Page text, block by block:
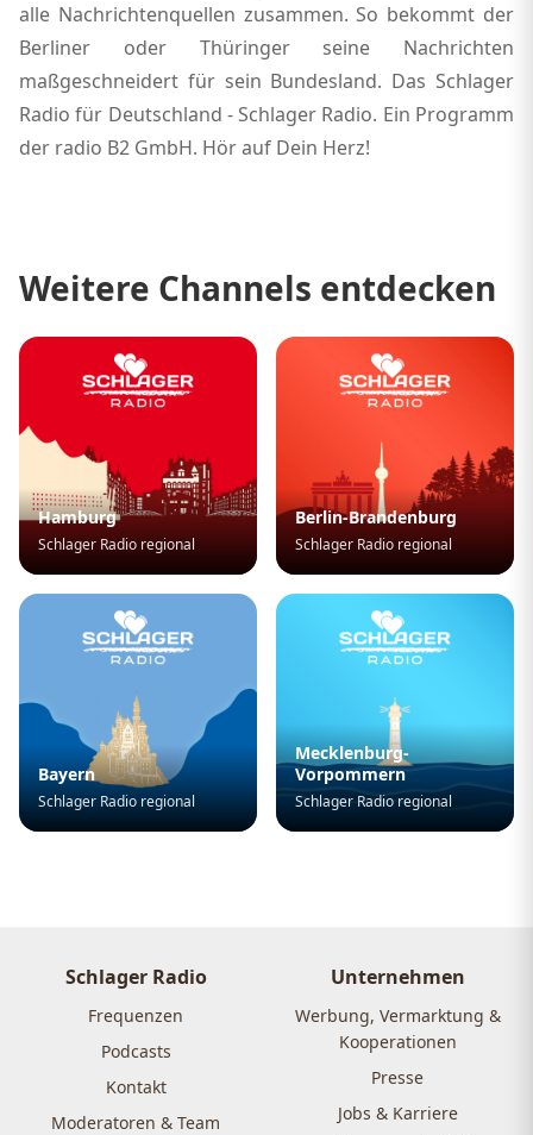
alle Nachrichtenquellen zusammen. So bekommt der
Berliner oder Thüringer seine Nachrichten
maßgeschneidert für sein Bundesland. Das Schlager
Radio für Deutschland - Schlager Radio. Ein Programm
der radio B2 GmbH. Hör auf Dein Herz!
Weitere Channels entdecken
Hamburg
Schlager Radio regional
Berlin-Brandenburg
Schlager Radio regional
Bayern
Schlager Radio regional
Mecklenburg-
Vorpommern
Schlager Radio regional
Schlager Radio
Frequenzen
Podcasts
Kontakt
Moderatoren & Team
Unternehmen
Werbung, Vermarktung &
Kooperationen
Presse
Jobs & Karriere